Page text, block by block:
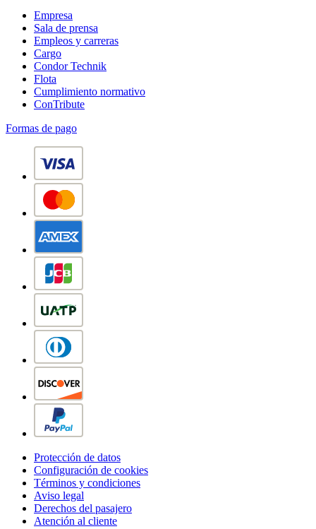
Empresa
Sala de prensa
Empleos y carreras
Cargo
Condor Technik
Flota
Cumplimiento normativo
ConTribute
Formas de pago
Protección de datos
Configuración de cookies
Términos y condiciones
Aviso legal
Derechos del pasajero
Atención al cliente